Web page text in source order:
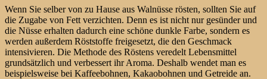
Wenn Sie selber von zu Hause aus Walnüsse rösten, sollten Sie auf
die Zugabe von Fett verzichten. Denn es ist nicht nur gesünder und
die Nüsse erhalten dadurch eine schöne dunkle Farbe, sondern es
werden außerdem Röststoffe freigesetzt, die den Geschmack
intensivieren. Die Methode des Röstens veredelt Lebensmittel
grundsätzlich und verbessert ihr Aroma. Deshalb wendet man es
beispielsweise bei Kaffeebohnen, Kakaobohnen und Getreide an.